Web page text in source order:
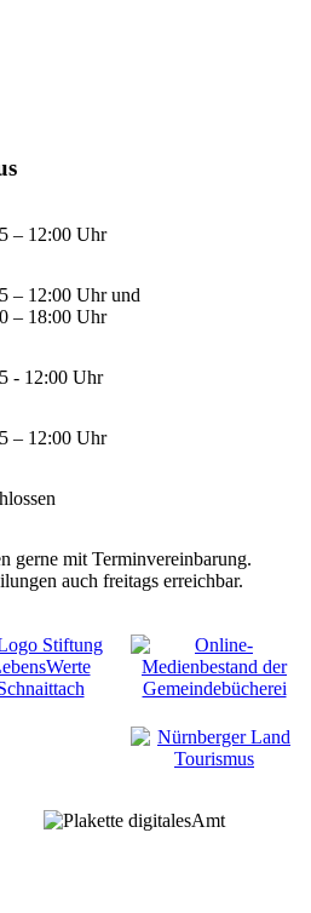
– 12:00 Uhr
– 12:00 Uhr und
– 18:00 Uhr
- 12:00 Uhr
– 12:00 Uhr
gerne mit Terminvereinbarung.
auch freitags erreichbar.